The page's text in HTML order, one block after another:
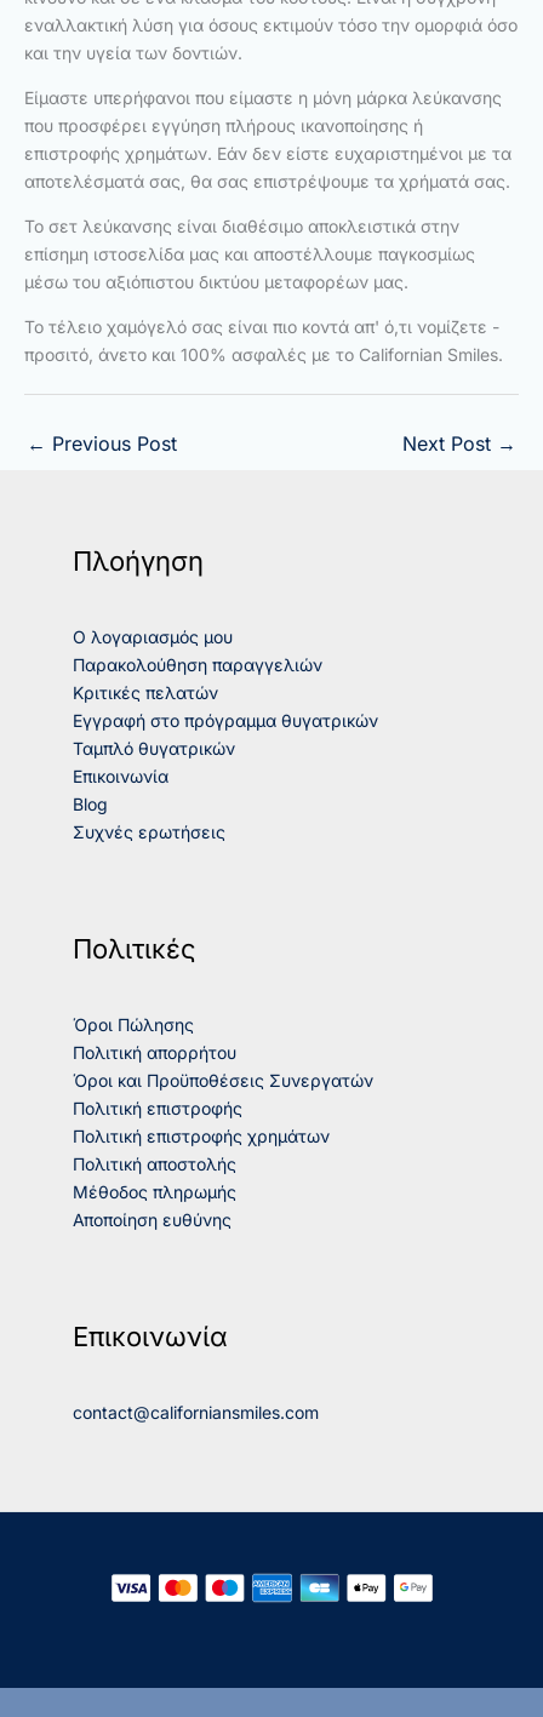
εναλλακτική λύση για όσους εκτιμούν τόσο την ομορφιά όσο
και την υγεία των δοντιών.
Είμαστε υπερήφανοι που είμαστε η μόνη μάρκα λεύκανσης
που προσφέρει εγγύηση πλήρους ικανοποίησης ή
επιστροφής χρημάτων. Εάν δεν είστε ευχαριστημένοι με τα
αποτελέσματά σας, θα σας επιστρέψουμε τα χρήματά σας.
Το σετ λεύκανσης είναι διαθέσιμο αποκλειστικά στην
επίσημη ιστοσελίδα μας και αποστέλλουμε παγκοσμίως
μέσω του αξιόπιστου δικτύου μεταφορέων μας.
Το τέλειο χαμόγελό σας είναι πιο κοντά απ' ό,τι νομίζετε -
προσιτό, άνετο και 100% ασφαλές με το Californian Smiles.
← Previous Post Next Post →
Πλοήγηση
Ο λογαριασμός μου
Παρακολούθηση παραγγελιών
Κριτικές πελατών
Εγγραφή στο πρόγραμμα θυγατρικών
Ταμπλό θυγατρικών
Επικοινωνία
Blog
Συχνές ερωτήσεις
Πολιτικές
Όροι Πώλησης
Πολιτική απορρήτου
Όροι και Προϋποθέσεις Συνεργατών
Πολιτική επιστροφής
Πολιτική επιστροφής χρημάτων
Πολιτική αποστολής
Μέθοδος πληρωμής
Αποποίηση ευθύνης
Επικοινωνία
contact@californiansmiles.com